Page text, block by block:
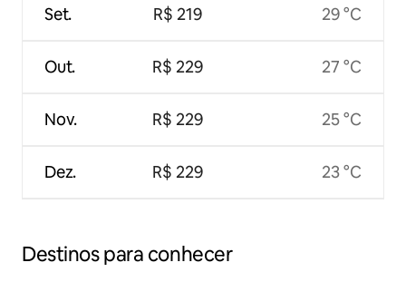
Set.
Out.
Nov.
Dez.
R$ 219
R$ 229
R$ 229
R$ 229
29 °C
27 °C
25 °C
23 °C
Destinos para conhecer